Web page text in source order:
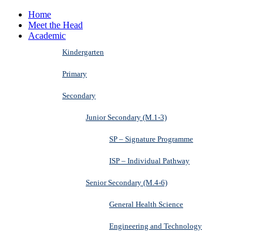
Home
Meet the Head
Academic
Kindergarten
Primary
Secondary
Junior Secondary (M.1-3)
SP – Signature Programme
ISP – Individual Pathway
Senior Secondary (M.4-6)
General Health Science
Engineering and Technology